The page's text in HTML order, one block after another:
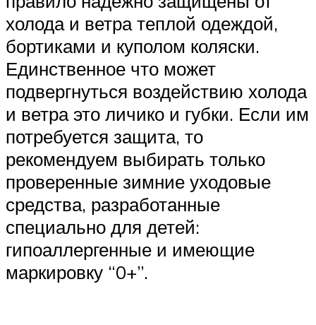
холода и ветра теплой одеждой,
бортиками и куполом коляски.
Единственное что может
подвергнуться воздействию холода
и ветра это личико и губки. Если им
потребуется защита, то
рекомендуем выбирать только
проверенные зимние уходовые
средства, разработанные
специально для детей:
гипоаллергенные и имеющие
маркировку “0+”.